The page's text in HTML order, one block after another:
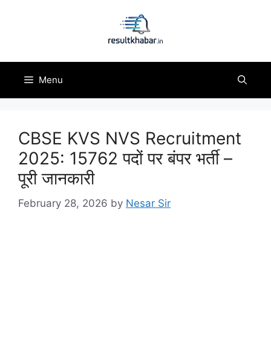
Menu
CBSE KVS NVS Recruitment
2025: 15762 पदों पर बंपर भर्ती –
पूरी जानकारी
February 28, 2026 by Nesar Sir